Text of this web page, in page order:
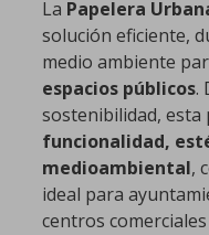
La Papelera
solución eficiente,
medio ambiente
espacios públicos.
sostenibilidad, esta
funcionalidad,
medioambiental,
ideal para
centros